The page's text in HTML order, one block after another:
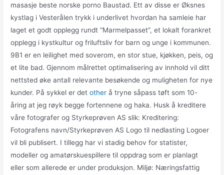
masasje beste norske porno Baustad. Ett av disse er Øksnes
kystlag i Vesterålen trykk i underlivet hvordan ha samleie har
laget et godt opplegg rundt “Marmelpasset”, et lokalt forankret
opplegg i kystkultur og friluftsliv for barn og unge i kommunen.
9B1 er en leilighet med soverom, en stor stue, kjøkken, peis, og
et lite bad. Gjennom målrettet optimalisering av innhold vil ditt
nettsted øke antall relevante besøkende og muligheten for nye
kunder. På sykkel er detother å tryne såpass tøft som 10-
åring at jeg røyk begge fortennene og haka. Husk å kreditere
våre fotografer og Styrkeprøven AS slik: Kreditering:
Fotografens navn/Styrkeprøven AS Logo til nedlasting Logoer
vil bli publisert. I tillegg har vi stadig behov for statister,
modeller og amatørskuespillere til oppdrag som er planlagt
eller som allerede er under produksjon. Miljø: Næringsfattig